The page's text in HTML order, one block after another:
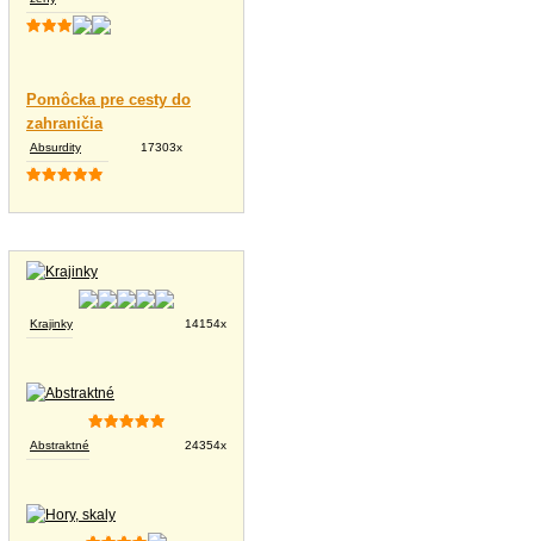
Pomôcka pre cesty do
zahraničia
Absurdity 17303x
Krajinky 14154x
Abstraktné 24354x